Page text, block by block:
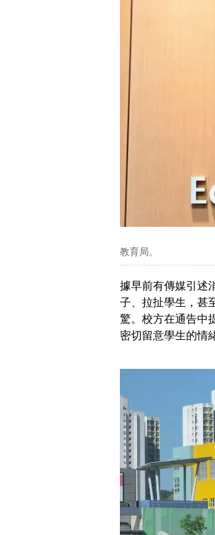
教育局。
據早前有傳媒引述
子、拉扯學生，甚
驚。校方在通告中
密切留意學生的情